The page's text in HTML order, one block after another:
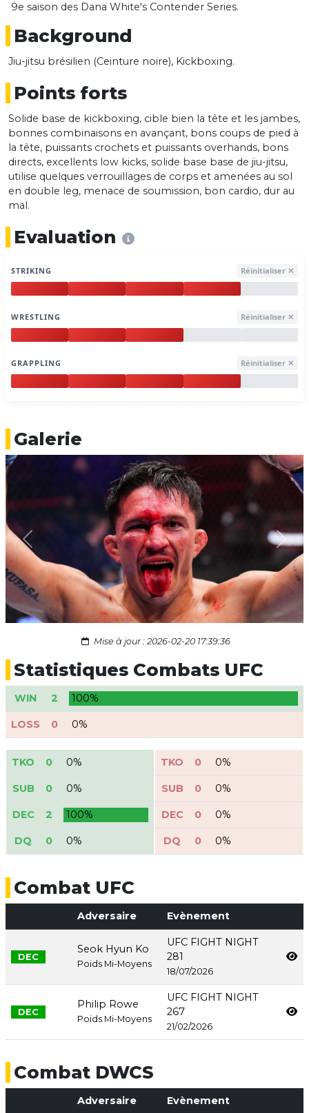
9e saison des Dana White's Contender Series.
Background
Jiu-jitsu brésilien (Ceinture noire), Kickboxing.
Points forts
Solide base de kickboxing, cible bien la tête et les jambes,
bonnes combinaisons en avançant, bons coups de pied à
la tête, puissants crochets et puissants overhands, bons
directs, excellents low kicks, solide base base de jiu-jitsu,
utilise quelques verrouillages de corps et amenées au sol
en double leg, menace de soumission, bon cardio, dur au
mal.
Evaluation
STRIKING Réinitialiser ✕
WRESTLING Réinitialiser ✕
GRAPPLING Réinitialiser ✕
Galerie
Previous Next
Mise à jour : 2026-02-20 17:39:36
Statistiques Combats UFC
WIN 2 100%
LOSS 0 0%
TKO 0 0%
SUB 0 0%
DEC 2 100%
DQ 0 0%
TKO 0 0%
SUB 0 0%
DEC 0 0%
DQ 0 0%
Combat UFC
Adversaire Evènement
DEC
Seok Hyun Ko
Poids Mi-Moyens
UFC FIGHT NIGHT
281
18/07/2026
DEC
Philip Rowe
Poids Mi-Moyens
UFC FIGHT NIGHT
267
21/02/2026
Combat DWCS
Adversaire Evènement